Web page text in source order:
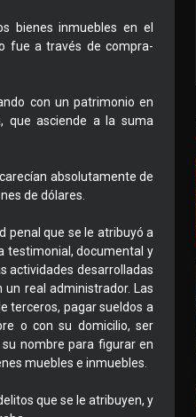
bienes inmuebles en el
fue a través de compra-
con un patrimonio en
que asciende a la suma
absolutamente de
de dólares.
penal que se le atribuyó a
testimonial, documental y
actividades desarrolladas
real administrador. Las
terceros, pagar sueldos a
o con su domicilio, ser
nombre para figurar en
muebles e inmuebles.
que se le atribuyen, y